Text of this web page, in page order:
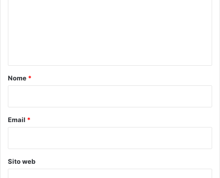
o
Nome *
Email *
Sito web